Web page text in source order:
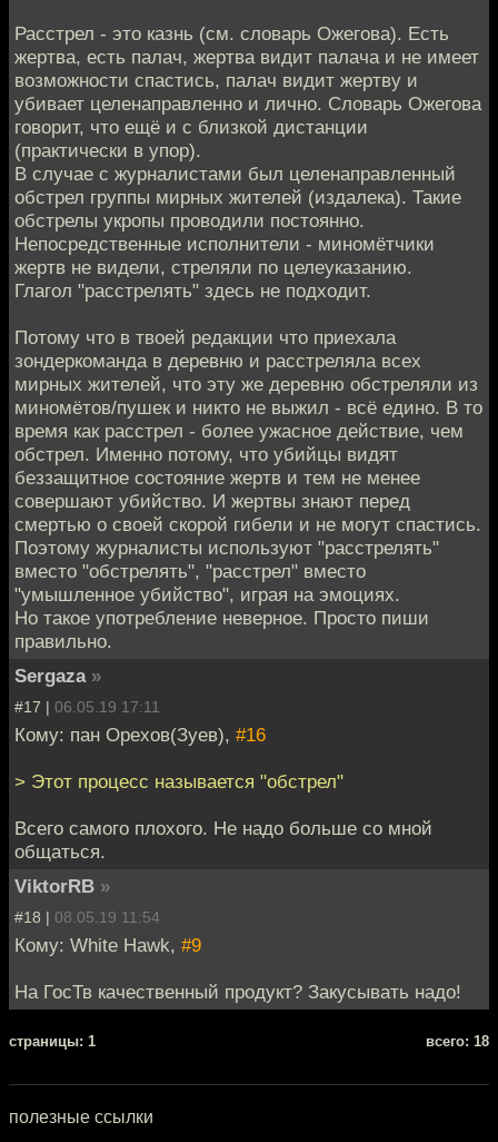
Расстрел - это казнь (см. словарь Ожегова). Есть
жертва, есть палач, жертва видит палача и не имеет
возможности спастись, палач видит жертву и
убивает целенаправленно и лично. Словарь Ожегова
говорит, что ещё и с близкой дистанции
(практически в упор).
В случае с журналистами был целенаправленный
обстрел группы мирных жителей (издалека). Такие
обстрелы укропы проводили постоянно.
Непосредственные исполнители - миномётчики
жертв не видели, стреляли по целеуказанию.
Глагол "расстрелять" здесь не подходит.
Потому что в твоей редакции что приехала
зондеркоманда в деревню и расстреляла всех
мирных жителей, что эту же деревню обстреляли из
миномётов/пушек и никто не выжил - всё едино. В то
время как расстрел - более ужасное действие, чем
обстрел. Именно потому, что убийцы видят
беззащитное состояние жертв и тем не менее
совершают убийство. И жертвы знают перед
смертью о своей скорой гибели и не могут спастись.
Поэтому журналисты используют "расстрелять"
вместо "обстрелять", "расстрел" вместо
"умышленное убийство", играя на эмоциях.
Но такое употребление неверное. Просто пиши
правильно.
Sergaza »
#17 | 06.05.19 17:11
Кому: пан Орехов(Зуев), #16
> Этот процесс называется "обстрел"
Всего самого плохого. Не надо больше со мной
общаться.
ViktorRB »
#18 | 08.05.19 11:54
Кому: White Hawk, #9
На ГосТв качественный продукт? Закусывать надо!
cтраницы: 1 всего: 18
полезные ссылки